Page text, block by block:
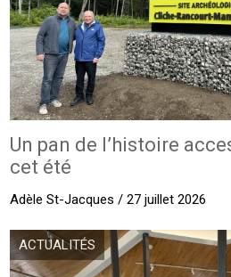
Un pan de l’histoire
cet été
Adèle St-Jacques / 27 juillet 2026
ACTUALITÉS